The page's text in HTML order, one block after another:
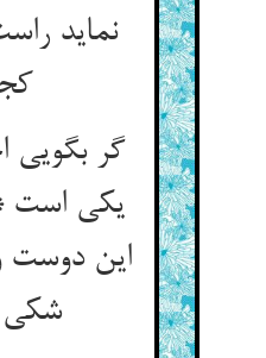
نماید
گر بگویی
یکی
این دوست